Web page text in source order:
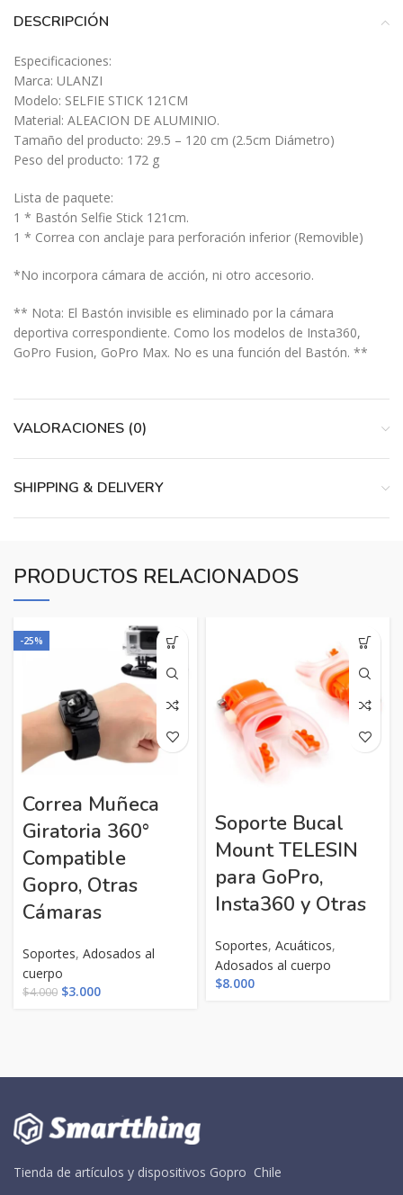
DESCRIPCIÓN
Especificaciones:
Marca: ULANZI
Modelo: SELFIE STICK 121CM
Material: ALEACION DE ALUMINIO.
Tamaño del producto: 29.5 – 120 cm (2.5cm Diámetro)
Peso del producto: 172 g
Lista de paquete:
1 * Bastón Selfie Stick 121cm.
1 * Correa con anclaje para perforación inferior (Removible)
*No incorpora cámara de acción, ni otro accesorio.
** Nota: El Bastón invisible es eliminado por la cámara
deportiva correspondiente. Como los modelos de Insta360,
GoPro Fusion, GoPro Max. No es una función del Bastón. **
VALORACIONES (0)
SHIPPING & DELIVERY
PRODUCTOS RELACIONADOS
-25%
Correa Muñeca
Giratoria 360°
Compatible
Gopro, Otras
Cámaras
Soportes, Adosados al
cuerpo
$4.000 El
$3.000El
Soporte Bucal
Mount TELESIN
para GoPro,
Insta360 y Otras
Soportes, Acuáticos,
Adosados al cuerpo
$8.000
Tienda de artículos y dispositivos Gopro Chile